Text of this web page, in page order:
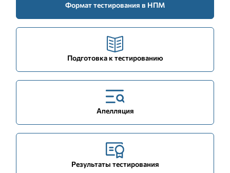
Формат тестирования в НПМ
Подготовка к тестированию
Апелляция
Результаты тестирования